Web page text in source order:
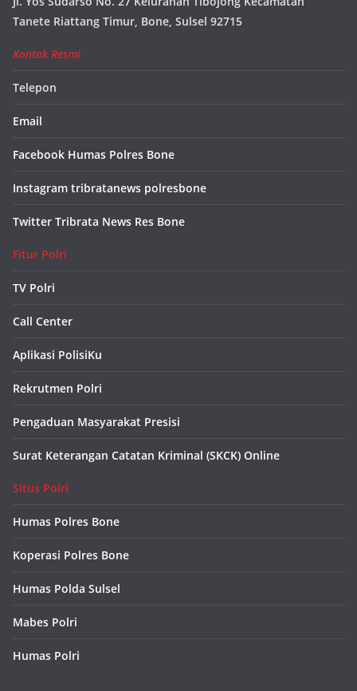
Tanete Riattang Timur, Bone, Sulsel 92715
Kontak Resmi
Telepon
Email
Facebook Humas Polres Bone
Instagram tribratanews polresbone
Twitter Tribrata News Res Bone
Fitur Polri
TV Polri
Call Center
Aplikasi PolisiKu
Rekrutmen Polri
Pengaduan Masyarakat Presisi
Surat Keterangan Catatan Kriminal (SKCK) Online
Situs Polri
Humas Polres Bone
Koperasi Polres Bone
Humas Polda Sulsel
Mabes Polri
Humas Polri